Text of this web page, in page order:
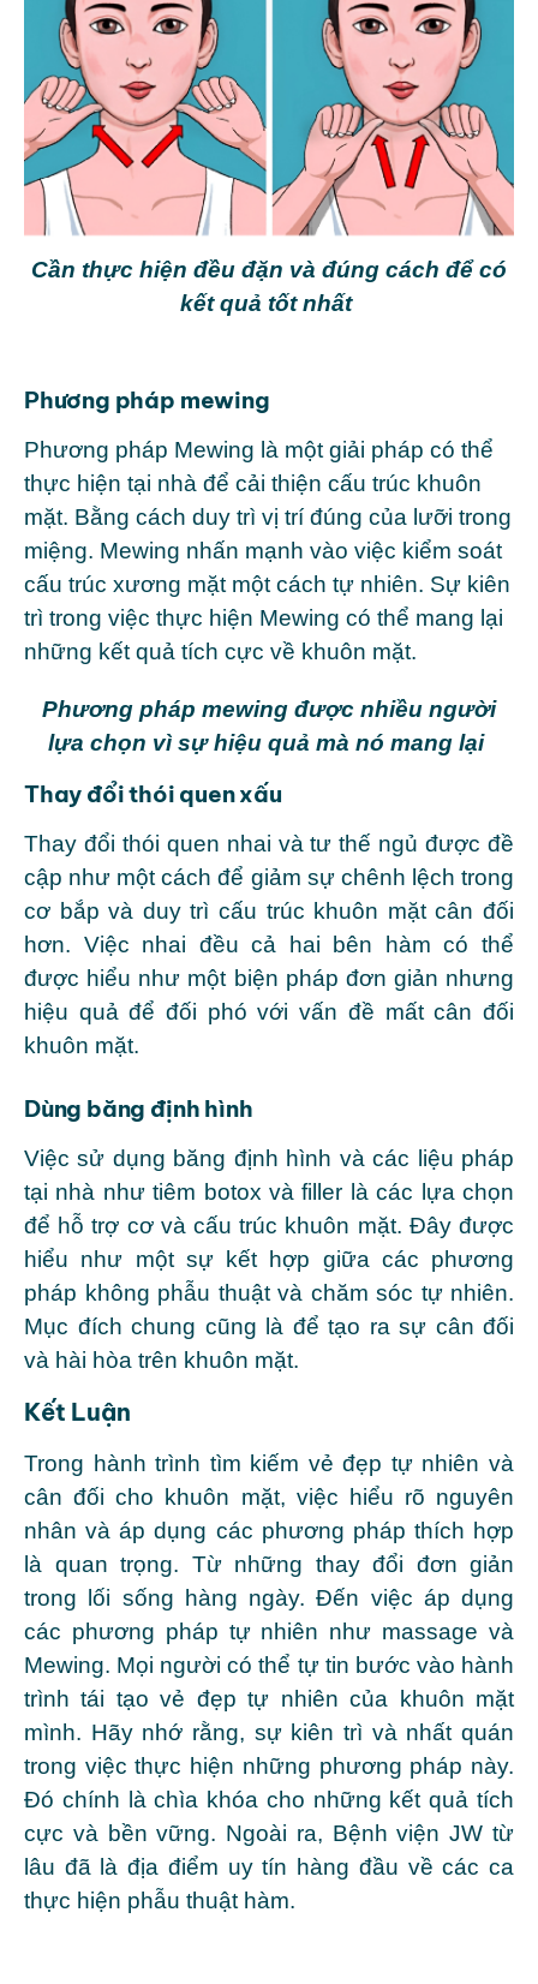
Cần thực hiện đều đặn và đúng cách để có
kết quả tốt nhất
Phương pháp mewing
Phương pháp Mewing là một giải pháp có thể
thực hiện tại nhà để cải thiện cấu trúc khuôn
mặt. Bằng cách duy trì vị trí đúng của lưỡi trong
miệng. Mewing nhấn mạnh vào việc kiểm soát
cấu trúc xương mặt một cách tự nhiên. Sự kiên
trì trong việc thực hiện Mewing có thể mang lại
những kết quả tích cực về khuôn mặt.
Phương pháp mewing được nhiều người
lựa chọn vì sự hiệu quả mà nó mang lại
Thay đổi thói quen xấu
Thay đổi thói quen nhai và tư thế ngủ được đề
cập như một cách để giảm sự chênh lệch trong
cơ bắp và duy trì cấu trúc khuôn mặt cân đối
hơn. Việc nhai đều cả hai bên hàm có thể
được hiểu như một biện pháp đơn giản nhưng
hiệu quả để đối phó với vấn đề mất cân đối
khuôn mặt.
Dùng băng định hình
Việc sử dụng băng định hình và các liệu pháp
tại nhà như tiêm botox và filler là các lựa chọn
để hỗ trợ cơ và cấu trúc khuôn mặt. Đây được
hiểu như một sự kết hợp giữa các phương
pháp không phẫu thuật và chăm sóc tự nhiên.
Mục đích chung cũng là để tạo ra sự cân đối
và hài hòa trên khuôn mặt.
Kết Luận
Trong hành trình tìm kiếm vẻ đẹp tự nhiên và
cân đối cho khuôn mặt, việc hiểu rõ nguyên
nhân và áp dụng các phương pháp thích hợp
là quan trọng. Từ những thay đổi đơn giản
trong lối sống hàng ngày. Đến việc áp dụng
các phương pháp tự nhiên như massage và
Mewing. Mọi người có thể tự tin bước vào hành
trình tái tạo vẻ đẹp tự nhiên của khuôn mặt
mình. Hãy nhớ rằng, sự kiên trì và nhất quán
trong việc thực hiện những phương pháp này.
Đó chính là chìa khóa cho những kết quả tích
cực và bền vững. Ngoài ra, Bệnh viện JW từ
lâu đã là địa điểm uy tín hàng đầu về các ca
thực hiện phẫu thuật hàm.